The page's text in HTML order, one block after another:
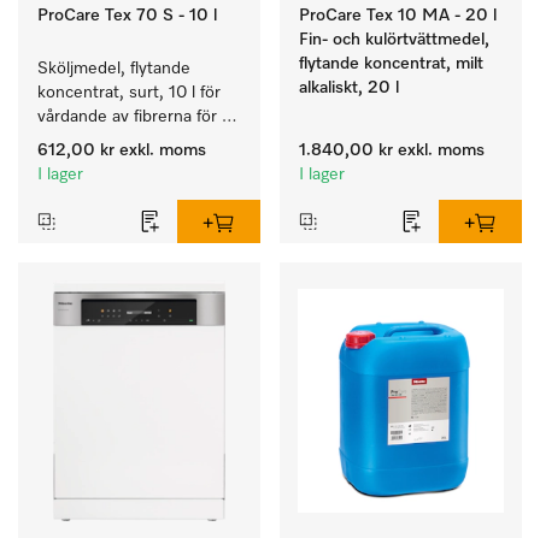
ProCare Tex 70 S - 10 l
Sköljmedel, flytande
koncentrat, surt, 10 l för
vårdande av fibrerna för
en långvarig smidighet
hos textilierna.
612,00 kr exkl. moms
I lager
ProCare Tex 10 MA - 20 l
Fin- och kulörtvättmedel,
flytande koncentrat, milt
alkaliskt, 20 l
1.840,00 kr exkl. moms
I lager